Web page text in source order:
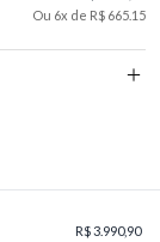
Ou 6x de R$ 665.15
R$ 3.990,90